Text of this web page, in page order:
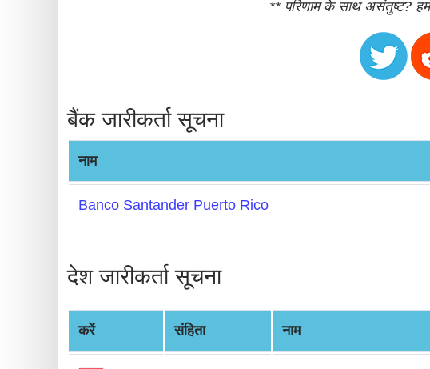
Banks
Credit
Card
Generator
Credit
Card
Generator
** परिणाम के साथ असंतुष्ट?
बैंक जारीकर्ता सूचना
नाम
Banco Santander Puerto Rico
देश जारीकर्ता सूचना
करें संहिता नाम